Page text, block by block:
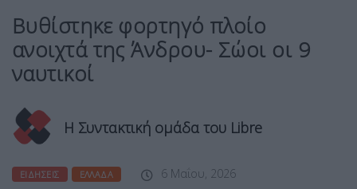
Βυθίστηκε φορτηγό πλοίο
ανοιχτά της Άνδρου- Σώοι οι 9
ναυτικοί
Η Συντακτική ομάδα του Libre
ΕΙΔΉΣΕΙΣ ΕΛΛΆΔΑ 6 Μαΐου, 2026